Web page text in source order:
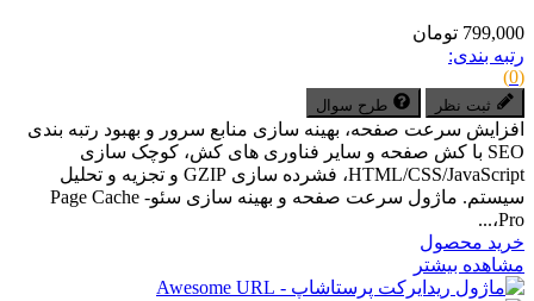
799,000 تومان
رتبه بندی:
(0)
ثبت نظر طرح سوال
افزایش سرعت صفحه، بهینه سازی منابع سرور و بهبود رتبه بندی
SEO با کش صفحه و سایر فناوری های کش، کوچک سازی
HTML/CSS/JavaScript، فشرده سازی GZIP و تجزیه و تحلیل
سیستم. ماژول سرعت صفحه و بهینه سازی سئو- Page Cache
Pro،...
خرید محصول
مشاهده بیشتر